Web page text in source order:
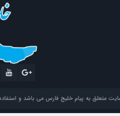
متعلق به پیام خلیج فارس می باشد و استفاده